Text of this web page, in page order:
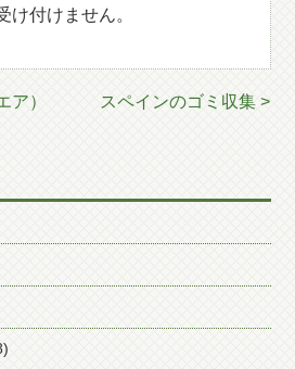
け付けません。
ア） スペインのゴミ収集 >